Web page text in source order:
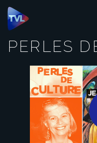
Panneau de gestion
PERLES